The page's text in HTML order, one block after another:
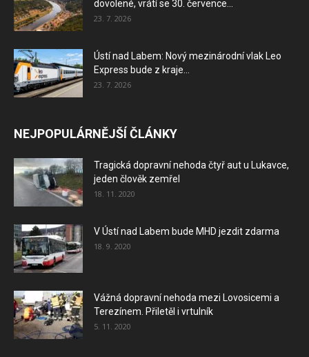
dovolené, vrátí se 30. července...
23. 7. 2026
Ústí nad Labem: Nový mezinárodní vlak Leo
Express bude z kraje...
23. 7. 2026
NEJPOPULÁRNĚJŠÍ ČLÁNKY
Tragická dopravní nehoda čtyř aut u Lukavce,
jeden člověk zemřel
18. 11. 2020
V Ústí nad Labem bude MHD jezdit zdarma
18. 9. 2020
Vážná dopravní nehoda mezi Lovosicemi a
Terezínem. Přiletěl i vrtulník
5. 11. 2020